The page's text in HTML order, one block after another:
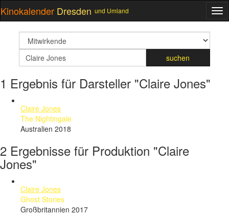
Kinokalender Dresden und Umland
suchfeld
Suchbegriff
suchen
1 Ergebnis für Darsteller "Claire Jones"
Claire Jones
The Nightingale
Australien 2018
2 Ergebnisse für Produktion "Claire
Jones"
Claire Jones
Ghost Stories
Großbritannien 2017